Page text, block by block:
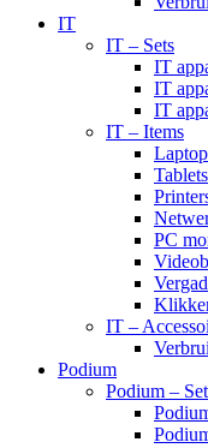
IT
IT – Sets
IT
IT
IT
IT – Items
Tablets
PC
IT –
Podium
Podium –